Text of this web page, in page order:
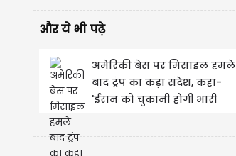
और ये भी पढ़े
अमेरिकी बेस पर मिसाइल हमले
बाद ट्रंप का कड़ा संदेश, कहा-
'ईरान को चुकानी होगी भारी